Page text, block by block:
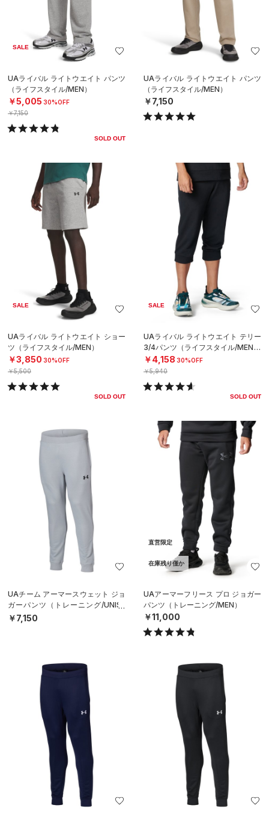
SALE
UAライバル ライトウエイト パンツ
（ライフスタイル/MEN）
￥5,005 30%OFF
￥7,150
SOLD OUT
UAライバル ライトウエイト パンツ
（ライフスタイル/MEN）
￥7,150
SALE
UAライバル ライトウエイト ショー
ツ（ライフスタイル/MEN）
￥3,850 30%OFF
￥5,500
SOLD OUT
SALE
UAライバル ライトウエイト テリー
3/4パンツ（ライフスタイル/MEN）
￥4,158 30%OFF
￥5,940
SOLD OUT
UAチーム アーマースウェット ジョ
ガーパンツ（トレーニング/UNISE
X）
￥7,150
直営限定
在庫残り僅か
UAアーマーフリース プロ ジョガー
パンツ（トレーニング/MEN）
￥11,000